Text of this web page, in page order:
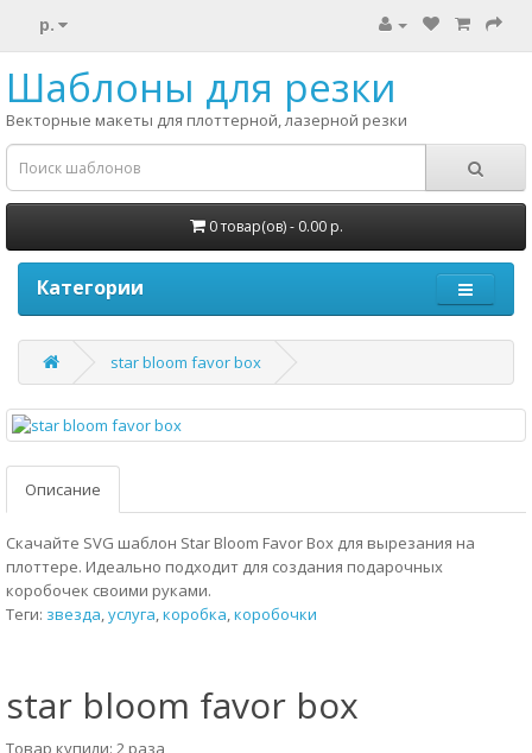
р.
Шаблоны для резки
Векторные макеты для плоттерной, лазерной резки
0 товар(ов) - 0.00 р.
Категории
star bloom favor box
Описание
Скачайте SVG шаблон Star Bloom Favor Box для вырезания на
плоттере. Идеально подходит для создания подарочных
коробочек своими руками.
Теги: звезда,услуга,коробка,коробочки
star bloom favor box
Товар купили: 2 раза